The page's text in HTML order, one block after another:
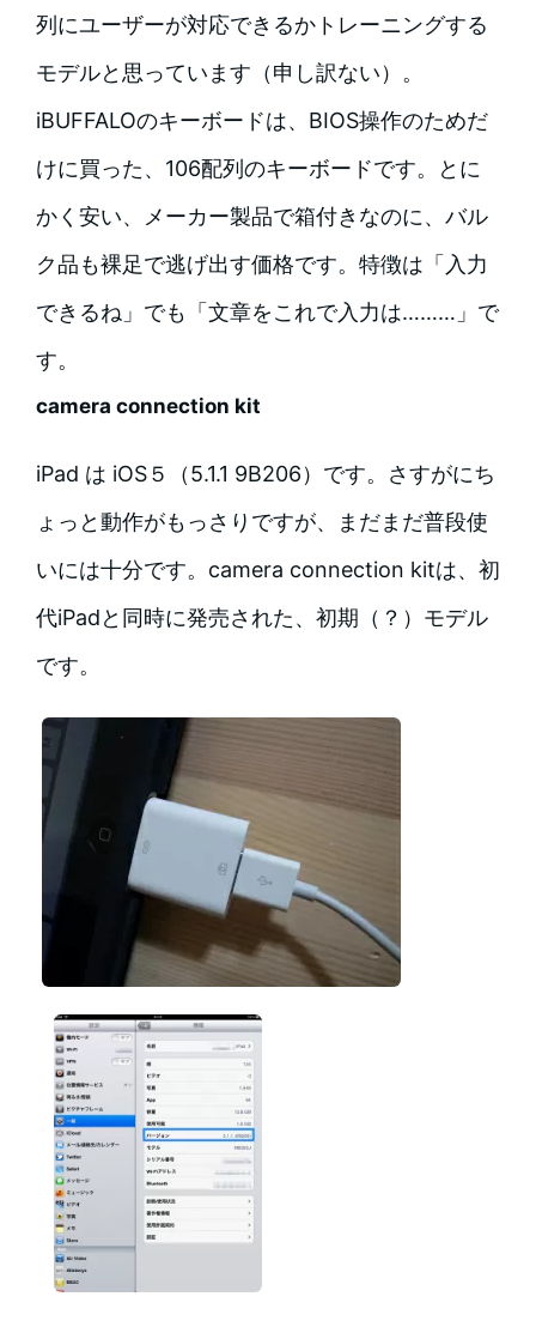
列にユーザーが対応できるかトレーニングする
モデルと思っています（申し訳ない）。
iBUFFALOのキーボードは、BIOS操作のためだ
けに買った、106配列のキーボードです。とに
かく安い、メーカー製品で箱付きなのに、バル
ク品も裸足で逃げ出す価格です。特徴は「入力
できるね」でも「文章をこれで入力は………」で
す。
camera connection kit
iPad は iOS５（5.1.1 9B206）です。さすがにち
ょっと動作がもっさりですが、まだまだ普段使
いには十分です。camera connection kitは、初
代iPadと同時に発売された、初期（？）モデル
です。